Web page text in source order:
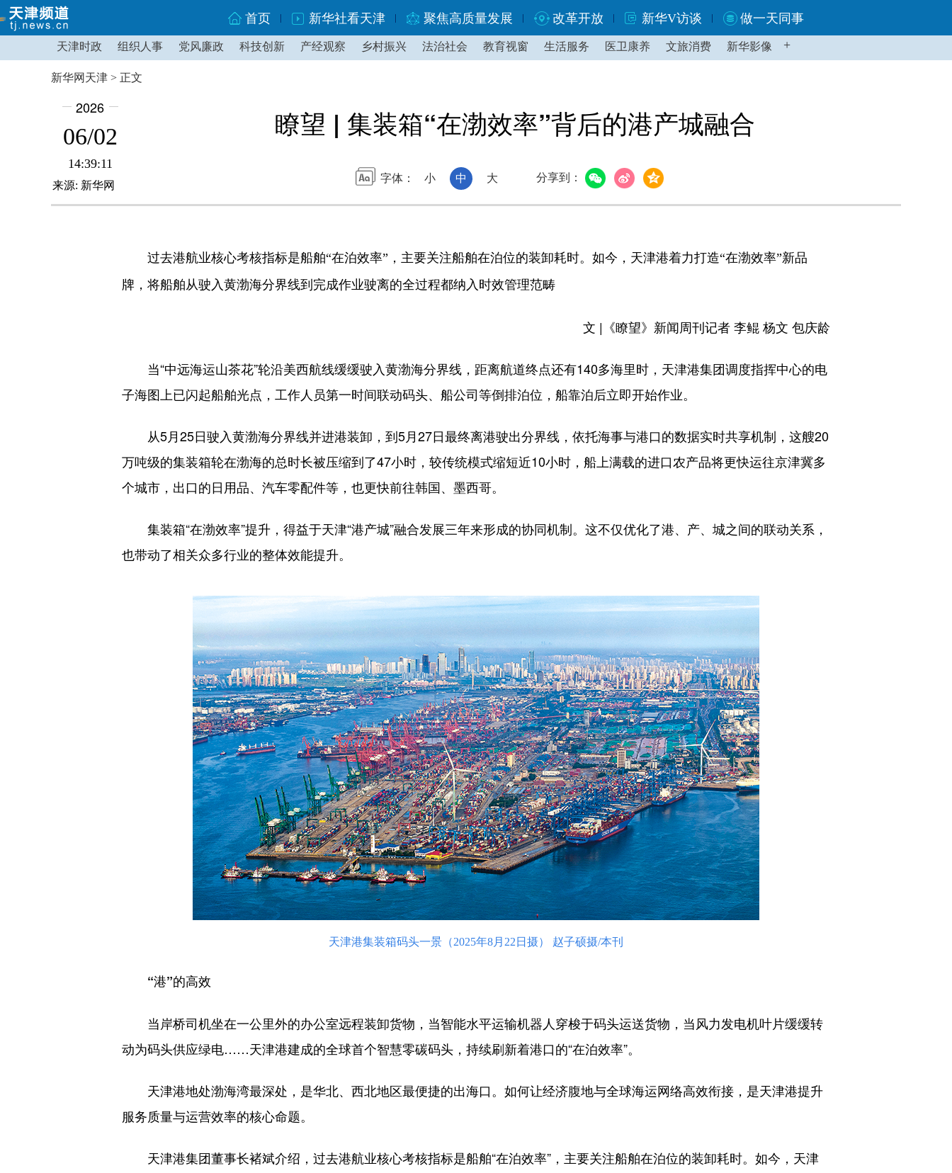
首页 新华社看天津 聚焦高质量发展 改革开放 新华V访谈 做一天同事
天津时政 组织人事 党风廉政 科技创新 产经观察 乡村振兴 法治社会 教育视窗 生活服务 医卫康养 文旅消费 新华影像 +
新华网天津 > 正文
2026
06/02
14:39:11
来源: 新华网
瞭望 | 集装箱“在渤效率”背后的港产城融合
字体： 小 中 大 分享到：
过去港航业核心考核指标是船舶“在泊效率”，主要关注船舶在泊位的装卸耗时。如今，天津港着力打造“在渤效率”新品
牌，将船舶从驶入黄渤海分界线到完成作业驶离的全过程都纳入时效管理范畴
文 |《瞭望》新闻周刊记者 李鲲 杨文 包庆龄
当“中远海运山茶花”轮沿美西航线缓缓驶入黄渤海分界线，距离航道终点还有140多海里时，天津港集团调度指挥中心的电
子海图上已闪起船舶光点，工作人员第一时间联动码头、船公司等倒排泊位，船靠泊后立即开始作业。
从5月25日驶入黄渤海分界线并进港装卸，到5月27日最终离港驶出分界线，依托海事与港口的数据实时共享机制，这艘20
万吨级的集装箱轮在渤海的总时长被压缩到了47小时，较传统模式缩短近10小时，船上满载的进口农产品将更快运往京津冀多
个城市，出口的日用品、汽车零配件等，也更快前往韩国、墨西哥。
集装箱“在渤效率”提升，得益于天津“港产城”融合发展三年来形成的协同机制。这不仅优化了港、产、城之间的联动关系，
也带动了相关众多行业的整体效能提升。
天津港集装箱码头一景（2025年8月22日摄） 赵子硕摄/本刊
“港”的高效
当岸桥司机坐在一公里外的办公室远程装卸货物，当智能水平运输机器人穿梭于码头运送货物，当风力发电机叶片缓缓转
动为码头供应绿电……天津港建成的全球首个智慧零碳码头，持续刷新着港口的“在泊效率”。
天津港地处渤海湾最深处，是华北、西北地区最便捷的出海口。如何让经济腹地与全球海运网络高效衔接，是天津港提升
服务质量与运营效率的核心命题。
天津港集团董事长褚斌介绍，过去港航业核心考核指标是船舶“在泊效率”，主要关注船舶在泊位的装卸耗时。如今，天津